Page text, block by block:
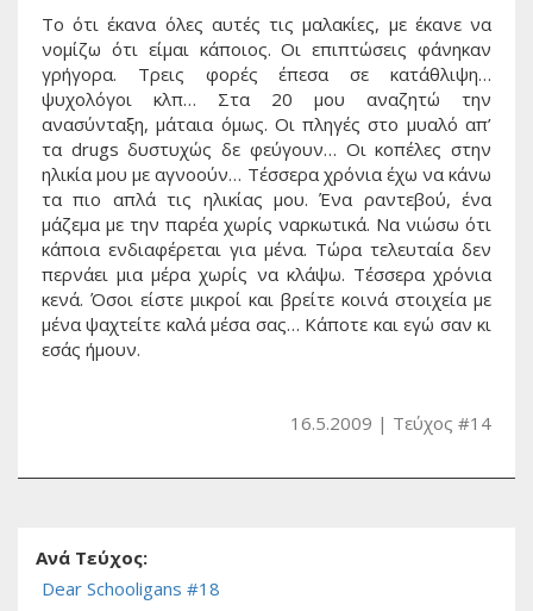
Το ότι έκανα όλες αυτές τις μαλακίες, με έκανε να
νομίζω ότι είμαι κάποιος. Οι επιπτώσεις φάνηκαν
γρήγορα. Τρεις φορές έπεσα σε κατάθλιψη…
ψυχολόγοι κλπ… Στα 20 μου αναζητώ την
ανασύνταξη, μάταια όμως. Οι πληγές στο μυαλό απ’
τα drugs δυστυχώς δε φεύγουν… Οι κοπέλες στην
ηλικία μου με αγνοούν… Τέσσερα χρόνια έχω να κάνω
τα πιο απλά τις ηλικίας μου. Ένα ραντεβού, ένα
μάζεμα με την παρέα χωρίς ναρκωτικά. Να νιώσω ότι
κάποια ενδιαφέρεται για μένα. Τώρα τελευταία δεν
περνάει μια μέρα χωρίς να κλάψω. Τέσσερα χρόνια
κενά. Όσοι είστε μικροί και βρείτε κοινά στοιχεία με
μένα ψαχτείτε καλά μέσα σας… Κάποτε και εγώ σαν κι
εσάς ήμουν.
16.5.2009 Τεύχος #14
Ανά Τεύχος:
Dear Schooligans #18